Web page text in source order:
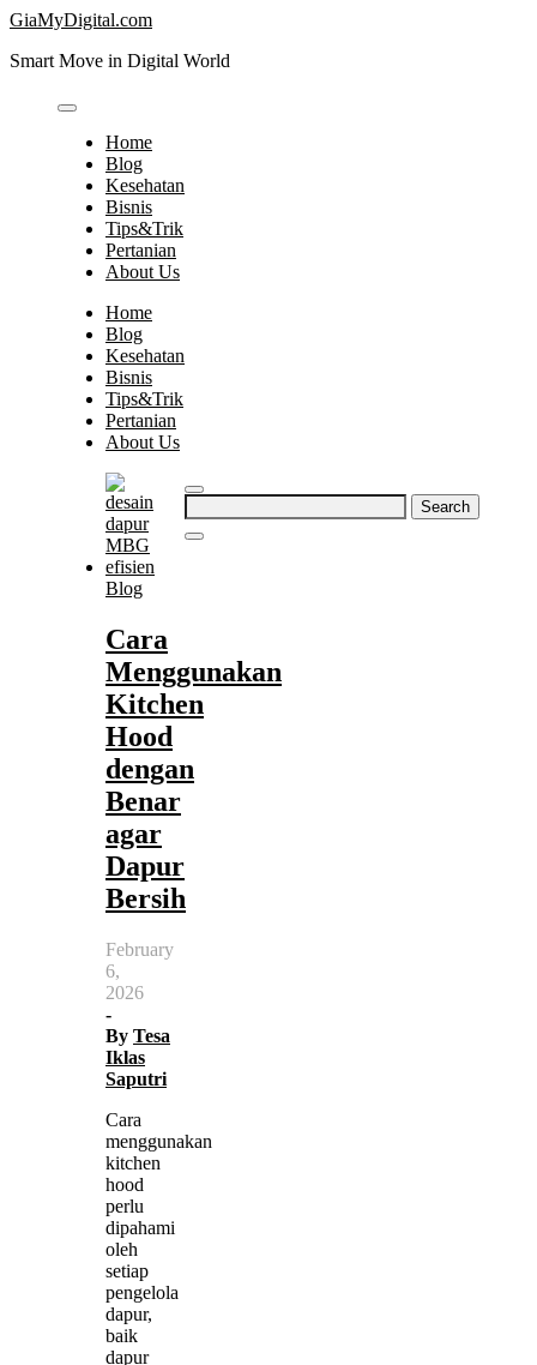
Skip
content
GiaMyDigital.com
Smart Move in Digital World
Home
Blog
Kesehatan
Bisnis
Tips&Trik
Pertanian
About Us
Home
Blog
Kesehatan
Bisnis
Tips&Trik
Pertanian
About Us
Search
for:
Blog
Cara
Menggunakan
Kitchen
Hood
dengan
Benar
agar
Dapur
Bersih
February
6,
2026
-
By Tesa
Iklas
Saputri
Cara
menggunakan
kitchen
hood
perlu
dipahami
oleh
setiap
pengelola
dapur,
baik
dapur